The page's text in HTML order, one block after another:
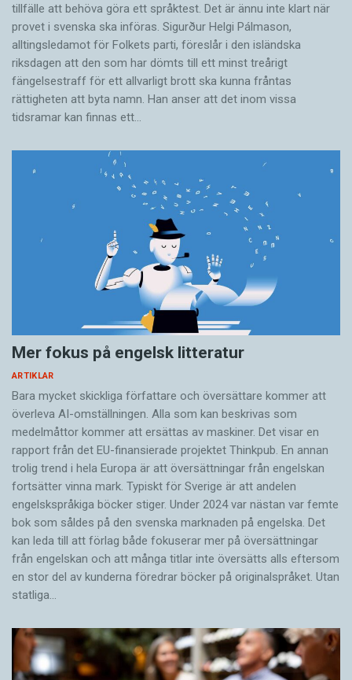
tillfälle att behöva göra ett språktest. Det är ännu inte klart när
provet i svenska ska införas. Sigurður Helgi Pálmason,
alltingsledamot för Folkets parti, föreslår i den isländska
riksdagen att den som har dömts till ett minst treårigt
fängelsestraff för ett allvarligt brott ska kunna fråntas
rättigheten att byta namn. Han anser att det inom vissa
tidsramar kan finnas ett…
Mer fokus på engelsk litteratur
ARTIKLAR
Bara mycket skickliga författare och översättare ­kommer att
överleva AI-omställningen. Alla som kan beskrivas som
medelmåttor kommer att ersättas av maskiner. Det visar en
rapport från det EU-finansierade projektet Thinkpub. En annan
trolig trend i hela Europa är att översättningar från engelskan
fortsätter vinna mark. Typiskt för Sverige är att andelen
engelskspråkiga böcker stiger. Under 2024 var nästan var femte
bok som såldes på den svenska marknaden på engelska. Det
kan leda till att förlag både fokuserar mer på översättningar
från engelskan och att många titlar inte översätts alls eftersom
en stor del av kunderna föredrar böcker på originalspråket. Utan
statliga…